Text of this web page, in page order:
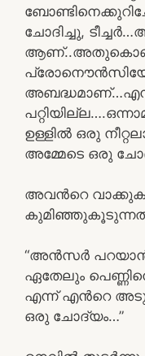
ചോദിച്ചു,
ഉള്ളില്‍ ഒരു
അമ്മേടെ ഒരു
അവന്‍റെ
“അന്‍സര്‍ പറയാന്‍
ഏതേലും
എന്ന് എന്‍റെ
ഒരു ചോദ്യം…”